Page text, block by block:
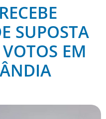
SUPOSTA
EM